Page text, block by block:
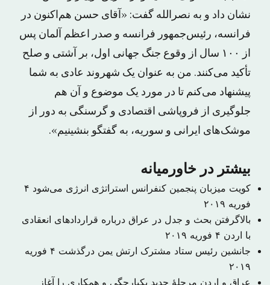
نشان داد و به نصرالله گفت: «آقای حسن هم‌اکنون در
فرانسه، رئیس‌جمهور فرانسه و صدر اعظم آلمان پس
از ۱۰۰ سال از وقوع جنگ جهانی اول، بر آشتی و صلح
تأکید می‌کنند. من به عنوان یک شهروند عادی به شما
پیشنهاد می‌کنم تا در مورد یک موضوع و آن هم
جلوگیری از فروپاشی اقتصادی و گرسنگی به دور از
موشک‌های ایرانی و سوریه، به گفتگو بنشینیم».
بیشتر در خاورمیانه
کویت میزبان پنجمین کنفرانس استراتژی انرژی می‌شود ۴
فوریه ۲۰۱۹
بالاگرفتن بحث و جدل در عراق درباره قراردادهای انعقادی
با اردن ۴ فوریه ۲۰۱۹
جانشین رئیس ستاد مشترک ارتش یمن درگذشت
۴ فوریه
۲۰۱۹
عراق و اردن مرحلهٔ جدید یکپارچگی و همکاری را آغاز